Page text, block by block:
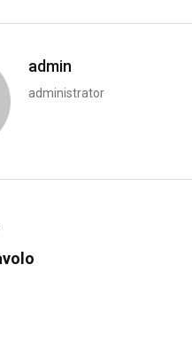
admin
administrator